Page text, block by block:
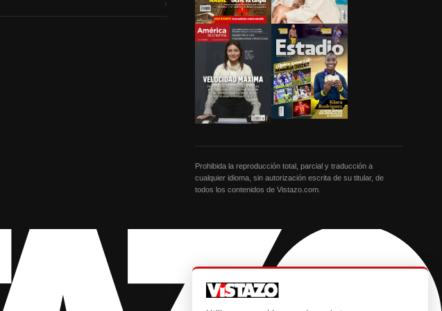
›
Prohibida la reproducción total, parcial y traducción a
cualquier idioma, sin autorización escrita de su titular, de
todos los contenidos de Vistazo.com.